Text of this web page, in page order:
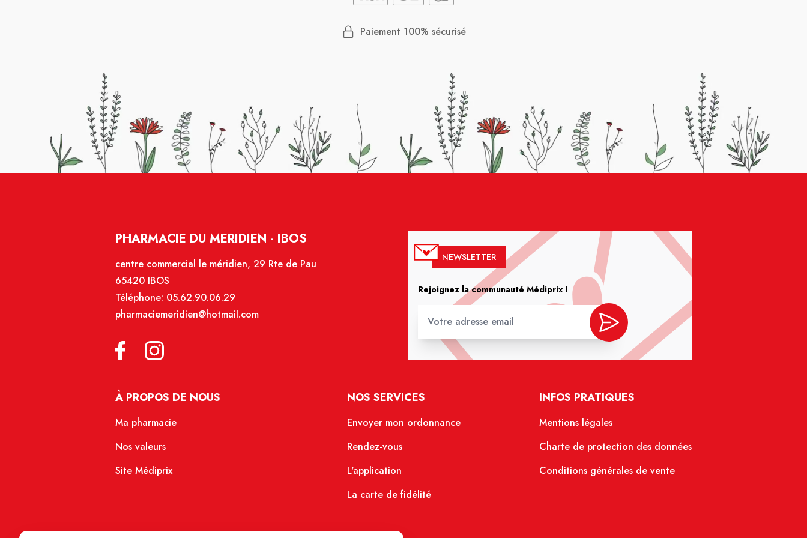
Paiement 100% sécurisé
PHARMACIE DU MERIDIEN - IBOS
centre commercial le méridien, 29 Rte de Pau
65420 IBOS
Téléphone: 05.62.90.06.29
pharmaciemeridien@hotmail.com
NEWSLETTER
Rejoignez la communauté Médiprix !
À PROPOS DE NOUS
Ma pharmacie
Nos valeurs
Site Médiprix
NOS SERVICES
Envoyer mon ordonnance
Rendez-vous
L'application
La carte de fidélité
INFOS PRATIQUES
Mentions légales
Charte de protection des données
Conditions générales de vente